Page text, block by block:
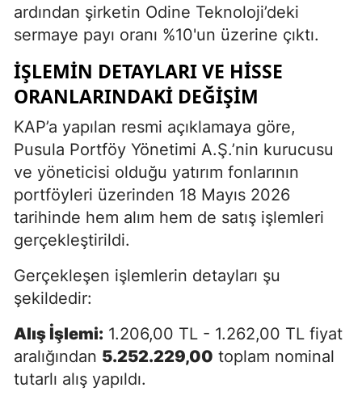
ardından şirketin Odine Teknoloji’deki
sermaye payı oranı %10'un üzerine çıktı.
İŞLEMIN DETAYLARI VE HISSE
ORANLARINDAKI DEĞIŞIM
KAP’a yapılan resmi açıklamaya göre,
Pusula Portföy Yönetimi A.Ş.’nin kurucusu
ve yöneticisi olduğu yatırım fonlarının
portföyleri üzerinden 18 Mayıs 2026
tarihinde hem alım hem de satış işlemleri
gerçekleştirildi.
Gerçekleşen işlemlerin detayları şu
şekildedir:
Alış İşlemi: 1.206,00 TL - 1.262,00 TL fiyat
aralığından 5.252.229,00 toplam nominal
tutarlı alış yapıldı.